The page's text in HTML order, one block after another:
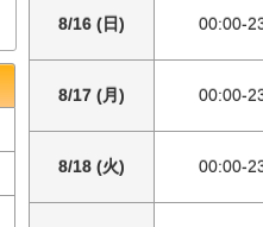
8/16 (日) 00:00-
8/17 (月) 00:00-
8/18 (火) 00:00-